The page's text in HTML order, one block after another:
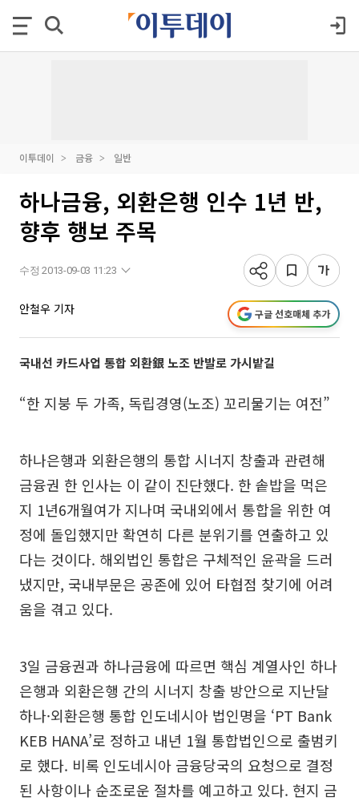
이투데이 금융 일반
하나금융, 외환은행 인수 1년 반,
향후 행보 주목
수정 2013-09-03 11:23
안철우 기자 구글 선호매체 추가
국내선 카드사업 통합 외환銀 노조 반발로 가시밭길
“한 지붕 두 가족, 독립경영(노조) 꼬리물기는 여전”
하나은행과 외환은행의 통합 시너지 창출과 관련해
금융권 한 인사는 이 같이 진단했다. 한 솥밥을 먹은
지 1년6개월여가 지나며 국내외에서 통합을 위한 여
정에 돌입했지만 확연히 다른 분위기를 연출하고 있
다는 것이다. 해외법인 통합은 구체적인 윤곽을 드러
냈지만, 국내부문은 공존에 있어 타협점 찾기에 어려
움을 겪고 있다.
3일 금융권과 하나금융에 따르면 핵심 계열사인 하나
은행과 외환은행 간의 시너지 창출 방안으로 지난달
하나·외환은행 통합 인도네시아 법인명을 ‘PT Bank
KEB HANA’로 정하고 내년 1월 통합법인으로 출범키
로 했다. 비록 인도네시아 금융당국의 요청으로 결정
된 사항이나 순조로운 절차를 예고하고 있다. 현지 금